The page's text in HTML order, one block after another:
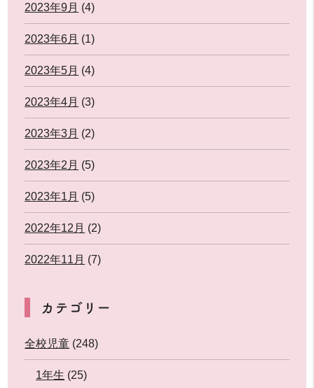
2023年9月 (4)
2023年6月 (1)
2023年5月 (4)
2023年4月 (3)
2023年3月 (2)
2023年2月 (5)
2023年1月 (5)
2022年12月 (2)
2022年11月 (7)
カテゴリー
全校児童 (248)
1年生 (25)